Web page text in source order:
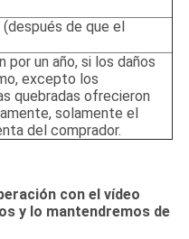
de que el
por un año, si los daños
excepto los
quebradas ofrecieron
solamente el
del comprador.
con el vídeo
y lo mantendremos de